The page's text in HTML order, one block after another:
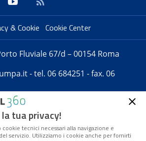
& Cookie Cookie Center
Fluviale 67/d – 00154 Roma
- tel. 06 684251 - fax. 06
pubblicazione telematica iscritta
stampa del Tribunale di Roma -
2008 - Direttore resp. Michela
tua privacy!
tecnici necessari alla navigazione e
servizio. Utilizziamo i cookie anche per fornirti